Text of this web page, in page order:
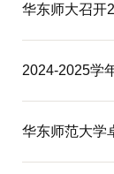
华东师大召开
2024-2025学
华东师范大学